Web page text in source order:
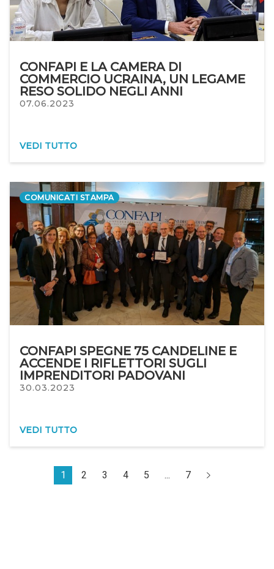
CONFAPI E LA CAMERA DI
COMMERCIO UCRAINA, UN LEGAME
RESO SOLIDO NEGLI ANNI
07.06.2023
VEDI TUTTO
COMUNICATI STAMPA
CONFAPI SPEGNE 75 CANDELINE E
ACCENDE I RIFLETTORI SUGLI
IMPRENDITORI PADOVANI
30.03.2023
VEDI TUTTO
1 2 3 4 5 ... 7